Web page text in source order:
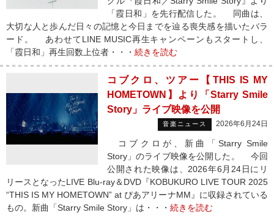
「霞日和」を先行配信した。 同曲は、
大切な人と歩んだ日々の記憶と今日までを辿る喪失感を描いたバラ
ード。 あわせてLINE MUSIC再生キャンペーンもスタートし、
「霞日和」再生回数上位者・・・ 続きを読む
コブクロ、ツアー【THIS IS MY
HOMETOWN】より「Starry Smile
Story」ライブ映像を公開
音楽ニュース 2026年6月24日
コブクロが、新曲「Starry Smile
Story」のライブ映像を公開した。 今回
公開された映像は、2026年6月24日にリ
リースとなったLIVE Blu-ray＆DVD『KOBUKURO LIVE TOUR 2025
“THIS IS MY HOMETOWN” at ぴあアリーナMM』に収録されている
もの。新曲「Starry Smile Story」は・・・ 続きを読む